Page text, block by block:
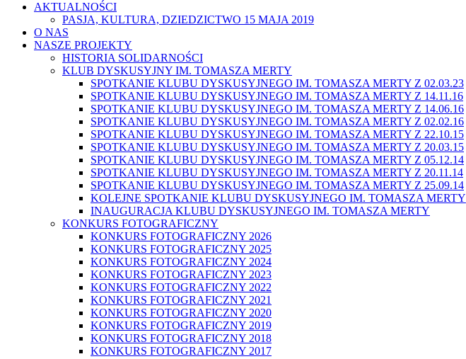
AKTUALNOŚCI
PASJA, KULTURA, DZIEDZICTWO 15 MAJA 2019
O NAS
NASZE PROJEKTY
HISTORIA SOLIDARNOŚCI
KLUB DYSKUSYJNY IM. TOMASZA MERTY
SPOTKANIE KLUBU DYSKUSYJNEGO IM. TOMASZA MERTY Z 02.03.23
SPOTKANIE KLUBU DYSKUSYJNEGO IM. TOMASZA MERTY Z 14.11.16
SPOTKANIE KLUBU DYSKUSYJNEGO IM. TOMASZA MERTY Z 14.06.16
SPOTKANIE KLUBU DYSKUSYJNEGO IM. TOMASZA MERTY Z 02.02.16
SPOTKANIE KLUBU DYSKUSYJNEGO IM. TOMASZA MERTY Z 22.10.15
SPOTKANIE KLUBU DYSKUSYJNEGO IM. TOMASZA MERTY Z 20.03.15
SPOTKANIE KLUBU DYSKUSYJNEGO IM. TOMASZA MERTY Z 05.12.14
SPOTKANIE KLUBU DYSKUSYJNEGO IM. TOMASZA MERTY Z 20.11.14
SPOTKANIE KLUBU DYSKUSYJNEGO IM. TOMASZA MERTY Z 25.09.14
KOLEJNE SPOTKANIE KLUBU DYSKUSYJNEGO IM. TOMASZA MERTY
INAUGURACJA KLUBU DYSKUSYJNEGO IM. TOMASZA MERTY
KONKURS FOTOGRAFICZNY
KONKURS FOTOGRAFICZNY 2026
KONKURS FOTOGRAFICZNY 2025
KONKURS FOTOGRAFICZNY 2024
KONKURS FOTOGRAFICZNY 2023
KONKURS FOTOGRAFICZNY 2022
KONKURS FOTOGRAFICZNY 2021
KONKURS FOTOGRAFICZNY 2020
KONKURS FOTOGRAFICZNY 2019
KONKURS FOTOGRAFICZNY 2018
KONKURS FOTOGRAFICZNY 2017